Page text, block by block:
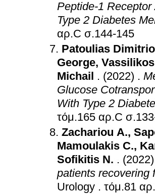
Peptide-1
Type 2 Diabetes
αρ.C σ.144-145
Patoulias
George,
Michail
. (2022) .
Glucose
With Type 2
τόμ.165
Zachariou A.,
Mamoulakis C.,
Sofikitis N. . (2022)
patients recovering
Urology .